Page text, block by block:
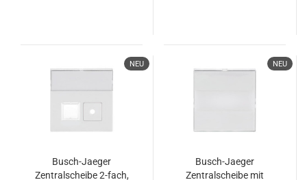
NEU
Busch-Jaeger
Zentralscheibe 2-fach,
NEU
Busch-Jaeger
Zentralscheibe mit